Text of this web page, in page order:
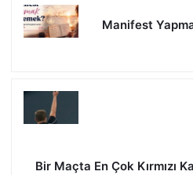
Manifest
Bir Maçta En Çok Kırmızı